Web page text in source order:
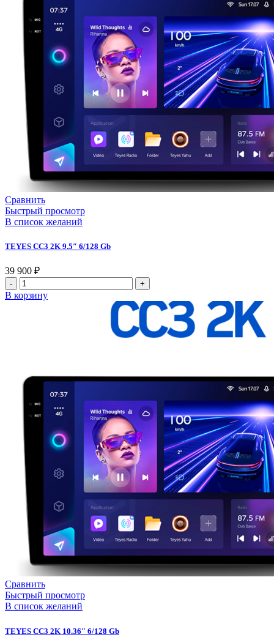
Сравнить
Быстрый просмотр
В список желаний
TEYES CC3 2K 9.5″ 6/128 Gb
39 900 ₽
В корзину
Сравнить
Быстрый просмотр
В список желаний
TEYES CC3 2K 10.36″ 6/128 Gb